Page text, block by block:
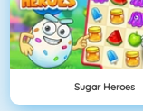
Sugar Heroes